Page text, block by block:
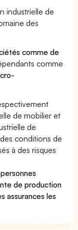
industrielle de
des
comme de
comme
de mobilier et
de
conditions de
à des risques
personnes
de production
assurances les